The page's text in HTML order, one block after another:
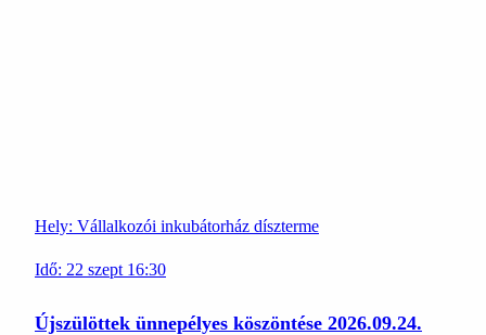
Hely: Vállalkozói inkubátorház díszterme
Idő: 22 szept 16:30
Újszülöttek ünnepélyes köszöntése 2026.09.24.